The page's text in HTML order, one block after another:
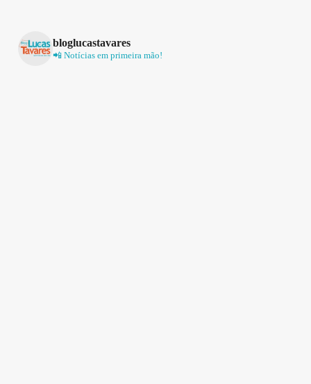
bloglucastavares
📲 Notícias em primeira mão!